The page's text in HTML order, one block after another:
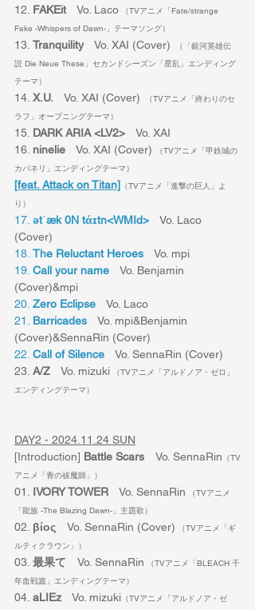
12. FAKEit Vo. Laco （TVアニメ「Fate/strange
Fake -Whispers of Dawn-」テーマソング）
13. Tranquility Vo. XAI (Cover)
  （「銀河英雄伝
説 Die Neue These」セカンドシーズン「星乱」エンディング
テーマ）
14. X.U. Vo. XAI (Cover)
  （TVアニメ「終わりのセ
ラフ」オープニングテーマ）
15. DARK ARIA <LV2> Vo. XAI
16. ninelie Vo. XAI (Cover)
（TVアニメ「甲鉄城の
カバネリ」エンディングテーマ）
[feat. Attack on Titan] （TVアニメ「進撃の巨人」よ
り）
17. ətˈæk 0N tάɪtn<WMId> Vo. Laco
(Cover)
18. The Reluctant Heroes Vo. mpi
19. Call your name Vo. Benjamin
(Cover)&mpi
20. Zero Eclipse Vo. Laco
21. Barricades Vo. mpi&Benjamin
(Cover)&SennaRin (Cover)
22. Call of Silence Vo. SennaRin (Cover)
23. A/Z Vo. mizuki （TVアニメ「アルドノア・ゼロ」
エンディングテーマ）
DAY2 - 2024.11.24 SUN
[Introduction] Battle Scars Vo. SennaRin （TV
アニメ「青の祓魔師」）
01. IVORY TOWER Vo. SennaRin （TVアニメ
「龍族 -The Blazing Dawn-」主題歌）
02. βίος Vo. SennaRin (Cover) （TVアニメ「ギ
ルティクラウン」）
03. 最果て Vo. SennaRin （TVアニメ「BLEACH 千
年血戦篇」エンディングテーマ）
04. aLIEz Vo. mizuki （TVアニメ「アルドノア・ゼ